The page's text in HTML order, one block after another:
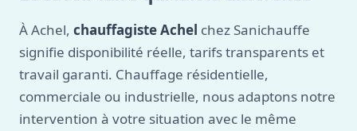
À Achel, chauffagiste Achel chez Sanichauffe
signifie disponibilité réelle, tarifs transparents et
travail garanti. Chauffage résidentielle,
commerciale ou industrielle, nous adaptons notre
intervention à votre situation avec le même